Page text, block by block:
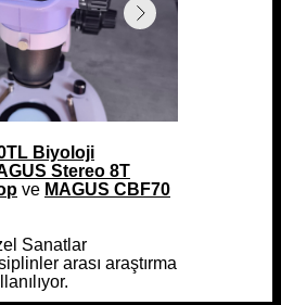
Biyoloji
Stereo 8T
ve MAGUS CBF70
Sanatlar
arası araştırma
Biyoloji
Stereo 8T
ve MAGUS CBF70
Sanatlar
arası araştırma